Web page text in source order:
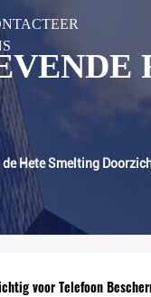
Hete Smelting
voor Telefoon